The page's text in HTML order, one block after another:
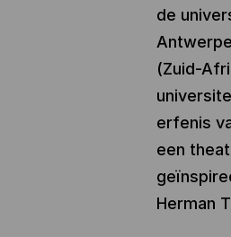
de
(Zuid-
erfenis
een
Herman